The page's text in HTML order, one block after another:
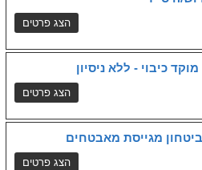
כיבוי - ללא ניסיון
מגייסת מאבטחים